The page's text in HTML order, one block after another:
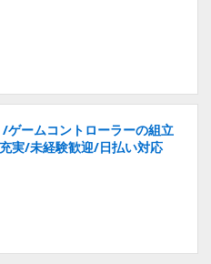
/ゲームコントローラーの組立
実/未経験歓迎/日払い対応